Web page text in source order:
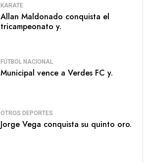
KARATE
Allan Maldonado conquista el
tricampeonato y.
FÚTBOL NACIONAL
Municipal vence a Verdes FC y.
OTROS DEPORTES
Jorge Vega conquista su quinto oro.